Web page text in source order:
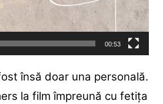
00:53
însă doar una personală.
la film împreună cu fetița